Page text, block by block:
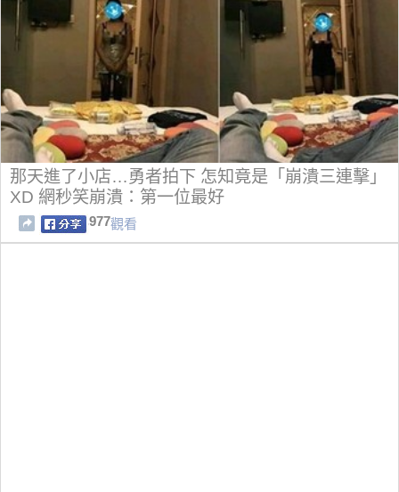
那天進了小店…勇者拍下 怎知竟是「崩潰三連擊」
XD 網秒笑崩潰：第一位最好
977觀看